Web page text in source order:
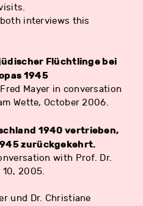
interviews this
Flüchtlinge bei
1945
Mayer in conversation
Wette, October 2006.
1940 vertrieben,
zurückgekehrt.
with Prof. Dr.
10, 2005.
und Dr. Christiane